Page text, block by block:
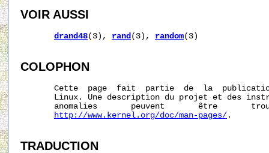
VOIR AUSSI
drand48(3), rand(3), random(3)
COLOPHON
Cette  page  fait  partie  de  la
Linux. Une description du projet et des
anomalies       peuvent       être
http://www.kernel.org/doc/man-pages/ .
TRADUCTION